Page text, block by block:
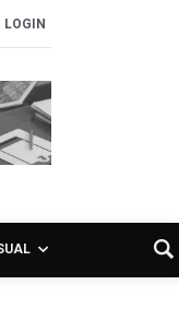
LOGIN